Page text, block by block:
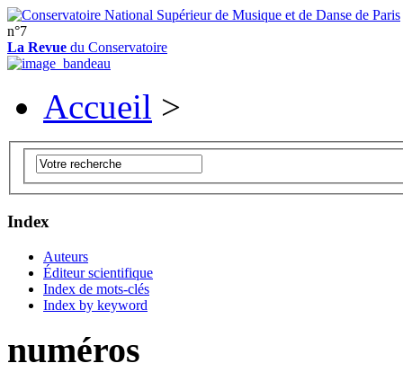
n°7
La Revue du Conservatoire
Accueil >
Index
Auteurs
Éditeur scientifique
Index de mots-clés
Index by keyword
numéros